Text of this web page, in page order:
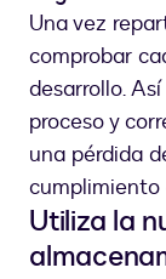
Una vez
comprobar
desarrollo.
proceso y
una pérdida
cumplimiento
Utiliza la